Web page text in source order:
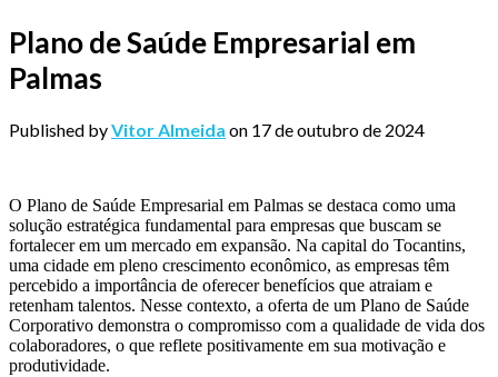
Plano de Saúde Empresarial em
Palmas
Published byVitor Almeida on 17 de outubro de 2024
O Plano de Saúde Empresarial em Palmas se destaca como uma
solução estratégica fundamental para empresas que buscam se
fortalecer em um mercado em expansão. Na capital do Tocantins,
uma cidade em pleno crescimento econômico, as empresas têm
percebido a importância de oferecer benefícios que atraiam e
retenham talentos. Nesse contexto, a oferta de um Plano de Saúde
Corporativo demonstra o compromisso com a qualidade de vida dos
colaboradores, o que reflete positivamente em sua motivação e
produtividade.